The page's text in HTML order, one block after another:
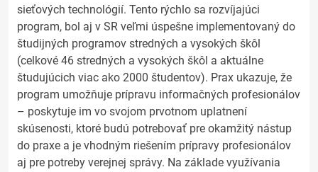
sieťových technológií. Tento rýchlo sa rozvíjajúci
program, bol aj v SR veľmi úspešne implementovaný do
študijných programov stredných a vysokých škôl
(celkové 46 stredných a vysokých škôl a aktuálne
študujúcich viac ako 2000 študentov). Prax ukazuje, že
program umožňuje prípravu informačných profesionálov
– poskytuje im vo svojom prvotnom uplatnení
skúsenosti, ktoré budú potrebovať pre okamžitý nástup
do praxe a je vhodným riešením prípravy profesionálov
aj pre potreby verejnej správy. Na základe využívania